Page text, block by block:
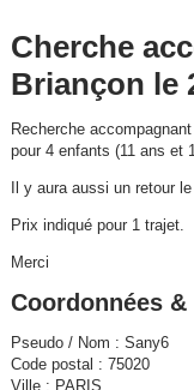
Cherche
Briançon le
Recherche
pour 4 enfants (11 ans et
Il y aura aussi un retour
Prix indiqué pour 1 trajet.
Merci
Coordonnées
Pseudo / Nom : Sany6
Code postal : 75020
Ville : PARIS